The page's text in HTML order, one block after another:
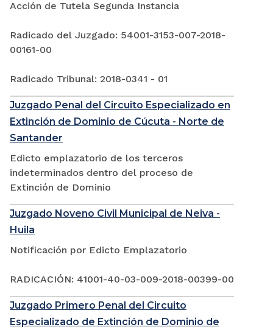
Acción de Tutela Segunda Instancia
Radicado del Juzgado: 54001-3153-007-2018-
00161-00
Radicado Tribunal: 2018-0341 - 01
Juzgado Penal del Circuito Especializado en
Extinción de Dominio de Cúcuta - Norte de
Santander
Edicto emplazatorio de los terceros
indeterminados dentro del proceso de
Extinción de Dominio
Juzgado Noveno Civil Municipal de Neiva -
Huila
Notificación por Edicto Emplazatorio
RADICACIÓN: 41001-40-03-009-2018-00399-00
Juzgado Primero Penal del Circuito
Especializado de Extinción de Dominio de